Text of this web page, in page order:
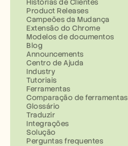
Histórias de Clientes
Product Releases
Campeões da Mudança
Extensão do Chrome
Modelos de documentos
Blog
Announcements
Centro de Ajuda
Industry
Tutoriais
Ferramentas
Comparação de ferramentas
Glossário
Traduzir
Integrações
Solução
Perguntas frequentes